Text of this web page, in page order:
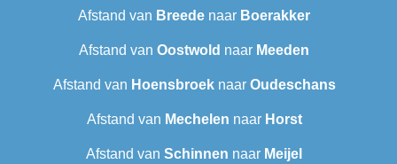
Afstand van Breede naar Boerakker
Afstand van Oostwold naar Meeden
Afstand van Hoensbroeknaar Oudeschans
Afstand van Mechelen naar Horst
Afstand van Schinnen naar Meijel